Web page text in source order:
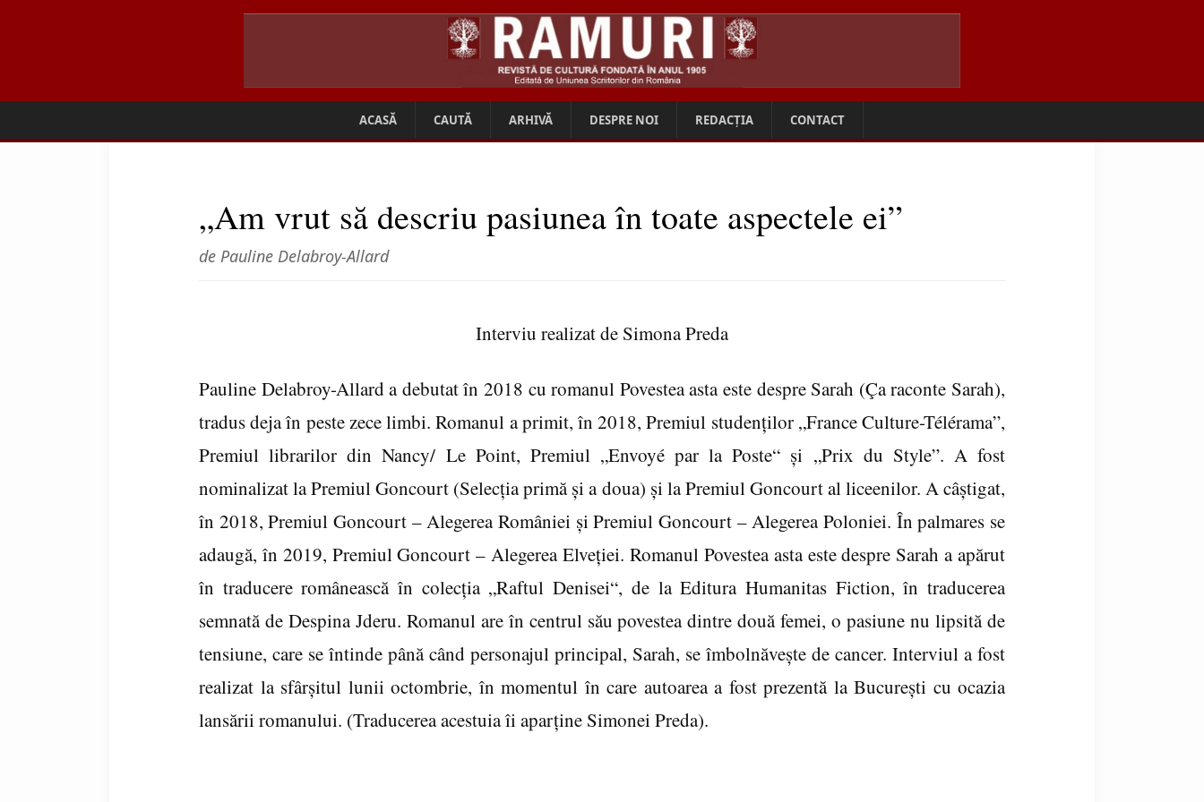
ACASĂ CAUTĂ ARHIVĂ DESPRE NOI REDACȚIA CONTACT
„Am vrut să descriu pasiunea în toate aspectele ei”
de Pauline Delabroy-Allard
Interviu realizat de Simona Preda
Pauline Delabroy-Allard a debutat în 2018 cu romanul Povestea asta este despre Sarah (Ça raconte Sarah),
tradus deja în peste zece limbi. Romanul a primit, în 2018, Premiul studenţilor „France Culture-Télérama”,
Premiul librarilor din Nancy/ Le Point, Premiul „Envoyé par la Poste“ şi „Prix du Style”. A fost
nominalizat la Premiul Goncourt (Selecţia primă şi a doua) şi la Premiul Goncourt al liceenilor. A câştigat,
în 2018, Premiul Goncourt – Alegerea României şi Premiul Goncourt – Alegerea Poloniei. În palmares se
adaugă, în 2019, Premiul Goncourt – Alegerea Elveţiei. Romanul Povestea asta este despre Sarah a apărut
în traducere românească în colecţia „Raftul Denisei“, de la Editura Humanitas Fiction, în traducerea
semnată de Despina Jderu. Romanul are în centrul său povestea dintre două femei, o pasiune nu lipsită de
tensiune, care se întinde până când personajul principal, Sarah, se îmbolnăveşte de cancer. Interviul a fost
realizat la sfârşitul lunii octombrie, în momentul în care autoarea a fost prezentă la Bucureşti cu ocazia
lansării romanului. (Traducerea acestuia îi aparţine Simonei Preda).